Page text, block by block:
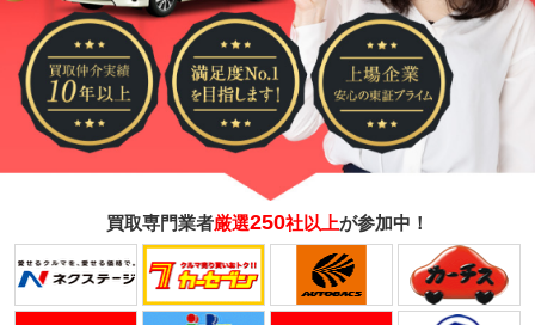
買取専門業者厳選250社以上が参加中！